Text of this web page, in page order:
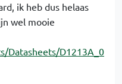
ik heb dus helaas
wel mooie
Datasheets/D1213A_0